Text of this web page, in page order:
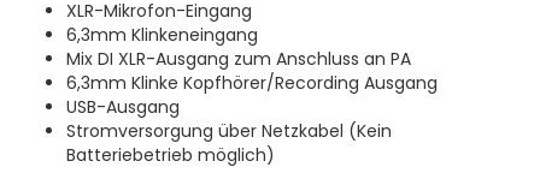
XLR-Mikrofon-Eingang
6,3mm Klinkeneingang
Mix DI XLR-Ausgang zum Anschluss an PA
6,3mm Klinke Kopfhörer/Recording Ausgang
USB-Ausgang
Stromversorgung über Netzkabel (Kein
Batteriebetrieb möglich)